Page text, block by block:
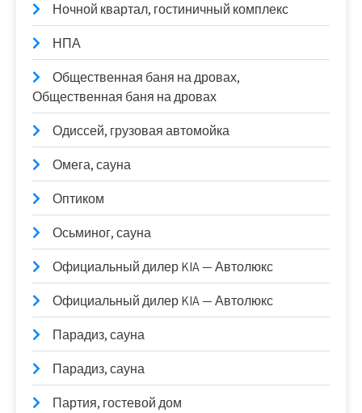
Ночной квартал, гостиничный комплекс
НПА
Общественная баня на дровах,
Общественная баня на дровах
Одиссей, грузовая автомойка
Омега, сауна
Оптиком
Осьминог, сауна
Официальный дилер KIA — Автолюкс
Официальный дилер KIA — Автолюкс
Парадиз, сауна
Парадиз, сауна
Партия, гостевой дом